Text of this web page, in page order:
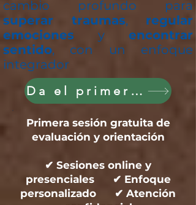
cambio profundo para
superar traumas, regular
emociones y encontrar
sentido, con un enfoque
integrador
Da el primer paso hoy
Primera sesión gratuita de
evaluación y orientación
✔ Sesiones online y
presenciales ✔ Enfoque
personalizado ✔ Atención